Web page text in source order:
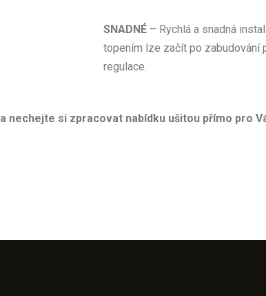
SNADNÉ – Rychlá a snadná
topením lze začít po zabudování
regulace.
a nechejte si zpracovat nabídku ušitou přímo pro